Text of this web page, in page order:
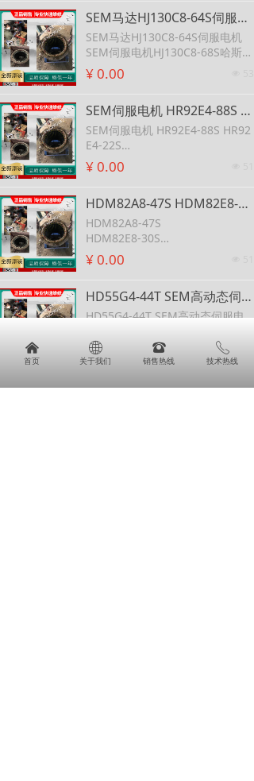
낀
首页
ꄓ
关于我们
뀰
销售热线
ꂅ
技术热线
SEM马达HJ130C8-64S伺服电机 SEM伺服电机HJ130C8-68S哈斯机床
SEM马达HJ130C8-64S伺服电机
SEM伺服电机HJ130C8-68S哈斯机
床
¥ 0.00
SEM伺服电机 HR92E4-88S HR92E4-22S 英国伺服电机 HR92E4-64S SEM伺服电机
SEM伺服电机 HR92E4-88S HR92
E4-22S
英国伺服电机 HR92E4-64S SEM
伺服电机
¥ 0.00
HDM82A8-47S HDM82E8-30S HDM82E8-76S HDM105C10-77S SEM 电机
HDM82A8-47S
HDM82E8-30S
HDM82E8-76S
HDM105C10-77S SEM 电机
¥ 0.00
HD55G4-44T SEM高动态伺服电机
HD55G4-44T SEM高动态伺服电
¥ 0.00
SEM伺服电机维修指南及专业服务介绍